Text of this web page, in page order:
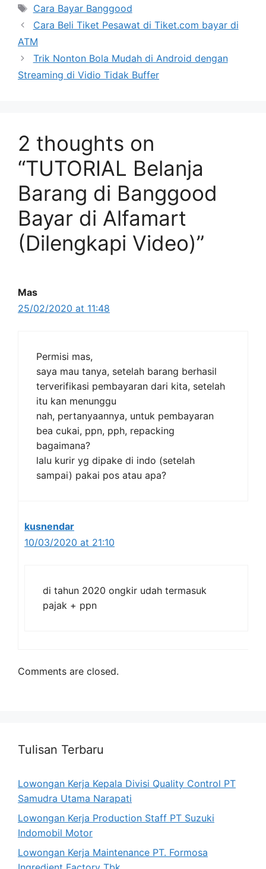
Tags
Cara Bayar Banggood
Cara Beli Tiket Pesawat di Tiket.com bayar di
ATM
Trik Nonton Bola Mudah di Android dengan
Streaming di Vidio Tidak Buffer
2 thoughts on
“TUTORIAL Belanja
Barang di Banggood
Bayar di Alfamart
(Dilengkapi Video)”
Mas
25/02/2020 at 11:48
Permisi mas,
saya mau tanya, setelah barang berhasil
terverifikasi pembayaran dari kita, setelah
itu kan menunggu
nah, pertanyaannya, untuk pembayaran
bea cukai, ppn, pph, repacking
bagaimana?
lalu kurir yg dipake di indo (setelah
sampai) pakai pos atau apa?
kusnendar
10/03/2020 at 21:10
di tahun 2020 ongkir udah termasuk
pajak + ppn
Comments are closed.
Tulisan Terbaru
Lowongan Kerja Kepala Divisi Quality Control PT
Samudra Utama Narapati
Lowongan Kerja Production Staff PT Suzuki
Indomobil Motor
Lowongan Kerja Maintenance PT. Formosa